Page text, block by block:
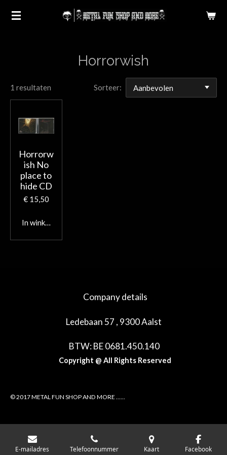
Ga
Horrorwish
1 resultaten Sorteer:
Horrorw
ish No
place to
hide CD
€ 15,50
In winkelwagen
Company details
Ledebaan 57 , 9300 Aalst
BTW: BE 0681.450.140
Copyright @ All Rights Reserved
© 2017 METAL FUN SHOP AND MORE ......
E-mailadres Telefoonnummer Kaart Facebook